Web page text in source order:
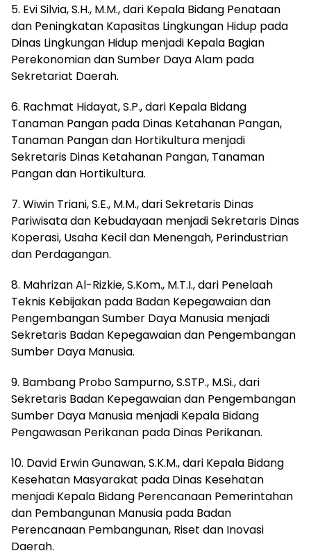
5. Evi Silvia, S.H., M.M., dari Kepala Bidang Penataan
dan Peningkatan Kapasitas Lingkungan Hidup pada
Dinas Lingkungan Hidup menjadi Kepala Bagian
Perekonomian dan Sumber Daya Alam pada
Sekretariat Daerah.
6. Rachmat Hidayat, S.P., dari Kepala Bidang
Tanaman Pangan pada Dinas Ketahanan Pangan,
Tanaman Pangan dan Hortikultura menjadi
Sekretaris Dinas Ketahanan Pangan, Tanaman
Pangan dan Hortikultura.
7. Wiwin Triani, S.E., M.M., dari Sekretaris Dinas
Pariwisata dan Kebudayaan menjadi Sekretaris Dinas
Koperasi, Usaha Kecil dan Menengah, Perindustrian
dan Perdagangan.
8. Mahrizan Al-Rizkie, S.Kom., M.T.I., dari Penelaah
Teknis Kebijakan pada Badan Kepegawaian dan
Pengembangan Sumber Daya Manusia menjadi
Sekretaris Badan Kepegawaian dan Pengembangan
Sumber Daya Manusia.
9. Bambang Probo Sampurno, S.STP., M.Si., dari
Sekretaris Badan Kepegawaian dan Pengembangan
Sumber Daya Manusia menjadi Kepala Bidang
Pengawasan Perikanan pada Dinas Perikanan.
10. David Erwin Gunawan, S.K.M., dari Kepala Bidang
Kesehatan Masyarakat pada Dinas Kesehatan
menjadi Kepala Bidang Perencanaan Pemerintahan
dan Pembangunan Manusia pada Badan
Perencanaan Pembangunan, Riset dan Inovasi
Daerah.